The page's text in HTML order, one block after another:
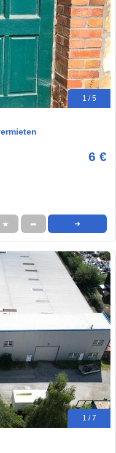
1 / 5
6 €
★ ➦ ➜
1 / 7